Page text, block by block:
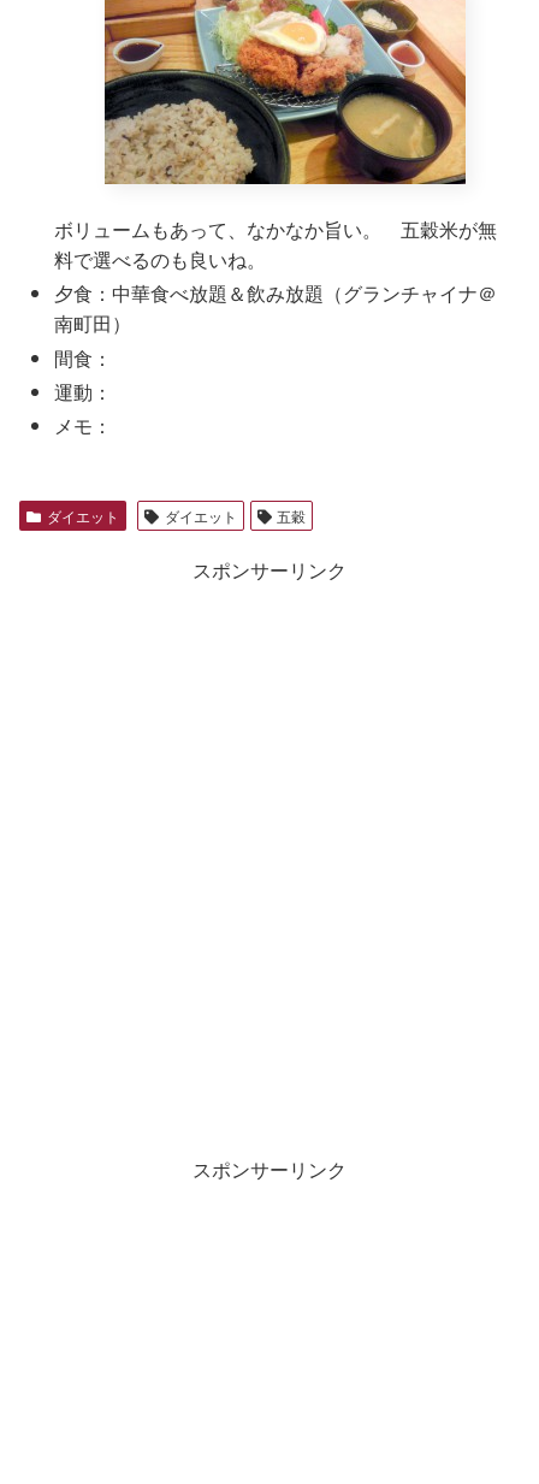
ボリュームもあって、なかなか旨い。 五穀米が無
料で選べるのも良いね。
夕食：中華食べ放題＆飲み放題（グランチャイナ＠
南町田）
間食：
運動：
メモ：
ダイエット ダイエット 五穀
スポンサーリンク
スポンサーリンク